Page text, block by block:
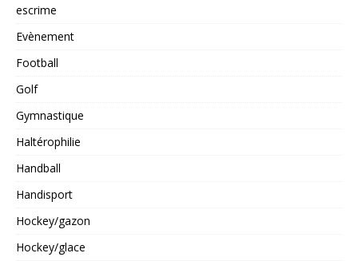
escrime
Evènement
Football
Golf
Gymnastique
Haltérophilie
Handball
Handisport
Hockey/gazon
Hockey/glace